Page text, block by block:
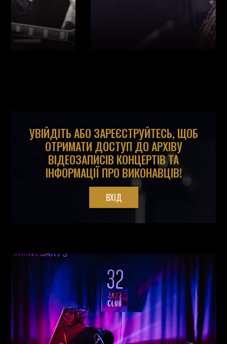
УВІЙДІТЬ АБО ЗАРЕЄСТРУЙТЕСЬ, ЩОБ
ОТРИМАТИ ДОСТУП ДО АРХІВУ
ВІДЕОЗАПИСІВ КОНЦЕРТІВ ТА
ІНФОРМАЦІЇ ПРО ВИКОНАВЦІВ!
ВХІД